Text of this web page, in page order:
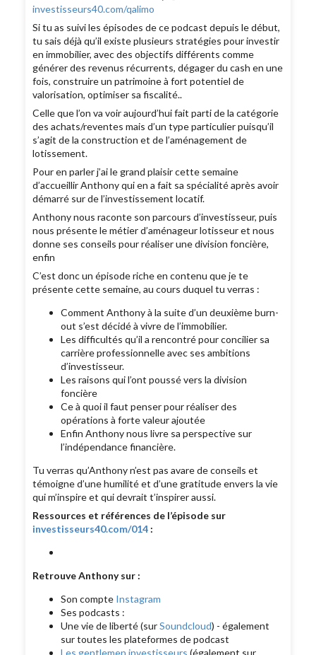
investisseurs40.com/qalimo
Si tu as suivi les épisodes de ce podcast depuis le début,
tu sais déjà qu’il existe plusieurs stratégies pour investir
en immobilier, avec des objectifs différents comme
générer des revenus récurrents, dégager du cash en une
fois, construire un patrimoine à fort potentiel de
valorisation, optimiser sa fiscalité..
Celle que l’on va voir aujourd’hui fait parti de la catégorie
des achats/reventes mais d’un type particulier puisqu’il
s’agit de la construction et de l’aménagement de
lotissement.
Pour en parler j’ai le grand plaisir cette semaine
d’accueillir Anthony qui en a fait sa spécialité après avoir
démarré sur de l’investissement locatif.
Anthony nous raconte son parcours d’investisseur, puis
nous présente le métier d’aménageur lotisseur et nous
donne ses conseils pour réaliser une division foncière,
enfin
C’est donc un épisode riche en contenu que je te
présente cette semaine, au cours duquel tu verras :
Comment Anthony à la suite d’un deuxième burn-
out s’est décidé à vivre de l’immobilier.
Les difficultés qu’il a rencontré pour concilier sa
carrière professionnelle avec ses ambitions
d’investisseur.
Les raisons qui l’ont poussé vers la division
foncière
Ce à quoi il faut penser pour réaliser des
opérations à forte valeur ajoutée
Enfin Anthony nous livre sa perspective sur
l’indépendance financière.
Tu verras qu’Anthony n’est pas avare de conseils et
témoigne d’une humilité et d’une gratitude envers la vie
qui m’inspire et qui devrait t’inspirer aussi.
Ressources et références de l’épisode sur
investisseurs40.com/014 :
Retrouve Anthony sur :
Son compte Instagram
Ses podcasts :
Une vie de liberté (surSoundcloud) - également
sur toutes les plateformes de podcast